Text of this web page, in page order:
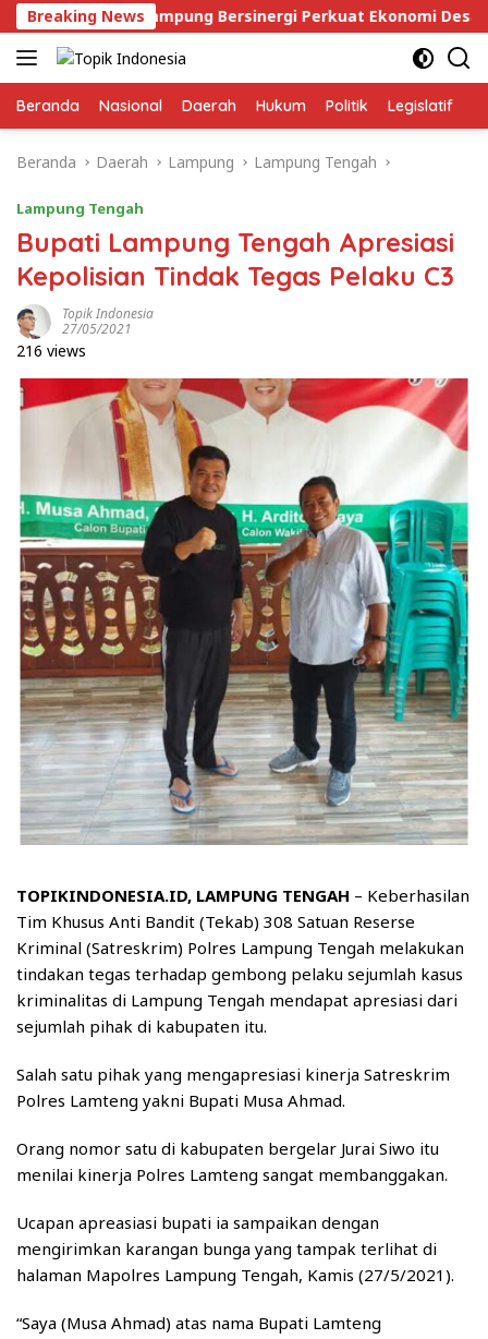
Langsung
ke
konten
Breaking News
Taruna Lampung Bersinergi Perkuat Ekonomi Desa
Beranda Nasional Daerah Hukum Politik Legislatif
Beranda Daerah Lampung Lampung Tengah
Lampung Tengah
Bupati Lampung Tengah Apresiasi
Kepolisian Tindak Tegas Pelaku C3
Topik Indonesia
27/05/2021
216 views
TOPIKINDONESIA.ID, LAMPUNG TENGAH – Keberhasilan
Tim Khusus Anti Bandit (Tekab) 308 Satuan Reserse
Kriminal (Satreskrim) Polres Lampung Tengah melakukan
tindakan tegas terhadap gembong pelaku sejumlah kasus
kriminalitas di Lampung Tengah mendapat apresiasi dari
sejumlah pihak di kabupaten itu.
Salah satu pihak yang mengapresiasi kinerja Satreskrim
Polres Lamteng yakni Bupati Musa Ahmad.
Orang nomor satu di kabupaten bergelar Jurai Siwo itu
menilai kinerja Polres Lamteng sangat membanggakan.
Ucapan apreasiasi bupati ia sampaikan dengan
mengirimkan karangan bunga yang tampak terlihat di
halaman Mapolres Lampung Tengah, Kamis (27/5/2021).
“Saya (Musa Ahmad) atas nama Bupati Lamteng